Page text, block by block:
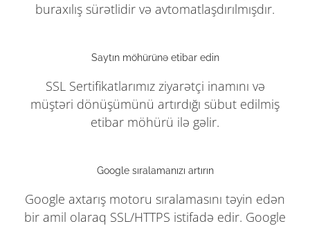
buraxılış sürətlidir və avtomatlaşdırılmışdır.
Saytın möhürünə etibar edin
SSL Sertifikatlarımız ziyarətçi inamını və
müştəri dönüşümünü artırdığı sübut edilmiş
etibar möhürü ilə gəlir.
Google sıralamanızı artırın
Google axtarış motoru sıralamasını təyin edən
bir amil olaraq SSL/HTTPS istifadə edir. Google